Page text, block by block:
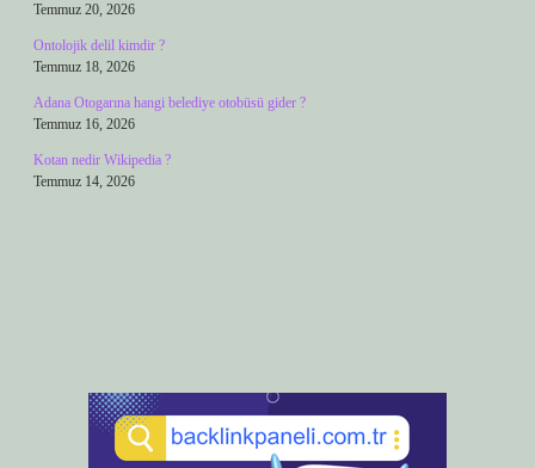
Temmuz 20, 2026
Ontolojik delil kimdir ?
Temmuz 18, 2026
Adana Otogarına hangi belediye otobüsü gider ?
Temmuz 16, 2026
Kotan nedir Wikipedia ?
Temmuz 14, 2026